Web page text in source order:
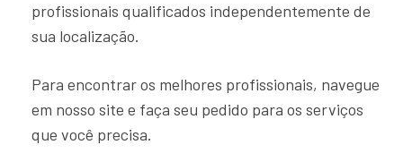
profissionais qualificados independentemente de
sua localização.
Para encontrar os melhores profissionais, navegue
em nosso site e faça seu pedido para os serviços
que você precisa.